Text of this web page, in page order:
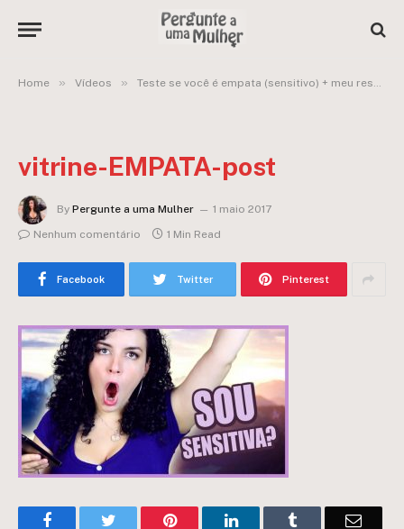
Home » Vídeos » Teste se você é empata (sensitivo) + meu resultado:
vitrine-EMPATA-post
By Pergunte a uma Mulher
1 maio 2017
Nenhum comentário
1 Min Read
Facebook Twitter Pinterest
FacebookTwitter Pinterest LinkedInTumblr Email